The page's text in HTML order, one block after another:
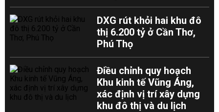
DXG rút khỏi hai khu đô
thị 6.200 tỷ ở Cần Thơ,
Phú Thọ
Điều chỉnh quy hoạch
Khu kinh tế Vũng Áng,
xác định vị trí xây dựng
khu đô thị và du lịch